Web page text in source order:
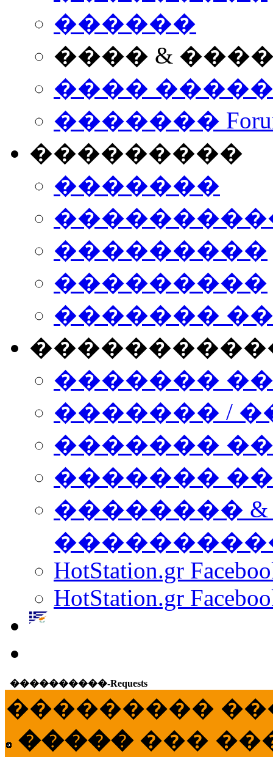
������
���� &
����
�������
���������
�������
���������
���������
�������
�������
������� /
�������
������� ���
��������
HotStation.gr
HotStation.gr
����������-Requests
���������
����� ���